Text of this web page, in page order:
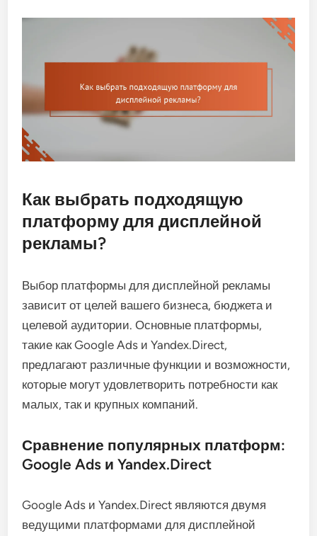
Как выбрать подходящую
платформу для дисплейной
рекламы?
Выбор платформы для дисплейной рекламы
зависит от целей вашего бизнеса, бюджета и
целевой аудитории. Основные платформы,
такие как Google Ads и Yandex.Direct,
предлагают различные функции и возможности,
которые могут удовлетворить потребности как
малых, так и крупных компаний.
Сравнение популярных платформ:
Google Ads и Yandex.Direct
Google Ads и Yandex.Direct являются двумя
ведущими платформами для дисплейной